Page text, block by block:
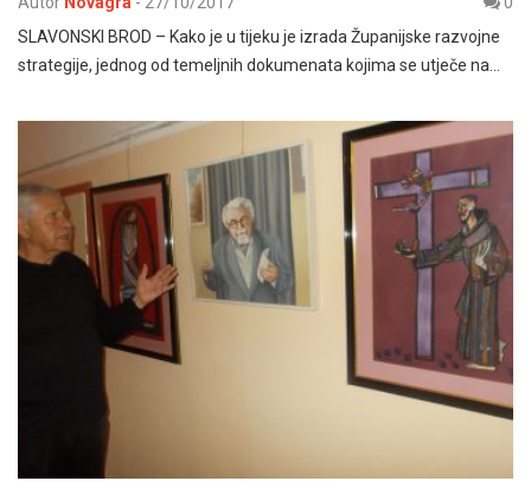
SLAVONSKI BROD – Kako je u tijeku je izrada Županijske razvojne
strategije, jednog od temeljnih dokumenata kojima se utječe na…